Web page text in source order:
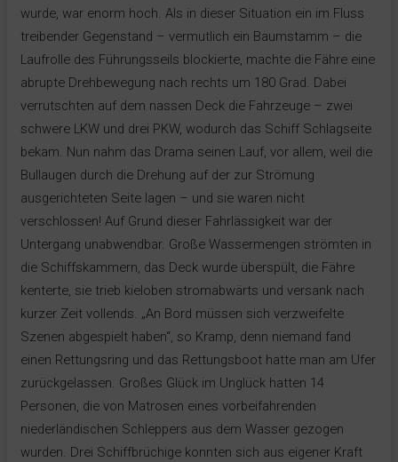
wurde, war enorm hoch. Als in dieser Situation ein im Fluss
treibender Gegenstand – vermutlich ein Baumstamm – die
Laufrolle des Führungsseils blockierte, machte die Fähre eine
abrupte Drehbewegung nach rechts um 180 Grad. Dabei
verrutschten auf dem nassen Deck die Fahrzeuge – zwei
schwere LKW und drei PKW, wodurch das Schiff Schlagseite
bekam. Nun nahm das Drama seinen Lauf, vor allem, weil die
Bullaugen durch die Drehung auf der zur Strömung
ausgerichteten Seite lagen – und sie waren nicht
verschlossen! Auf Grund dieser Fahrlässigkeit war der
Untergang unabwendbar. Große Wassermengen strömten in
die Schiffskammern, das Deck wurde überspült, die Fähre
kenterte, sie trieb kieloben stromabwärts und versank nach
kurzer Zeit vollends. „An Bord müssen sich verzweifelte
Szenen abgespielt haben“, so Kramp, denn niemand fand
einen Rettungsring und das Rettungsboot hatte man am Ufer
zurückgelassen. Großes Glück im Unglück hatten 14
Personen, die von Matrosen eines vorbeifahrenden
niederländischen Schleppers aus dem Wasser gezogen
wurden. Drei Schiffbrüchige konnten sich aus eigener Kraft